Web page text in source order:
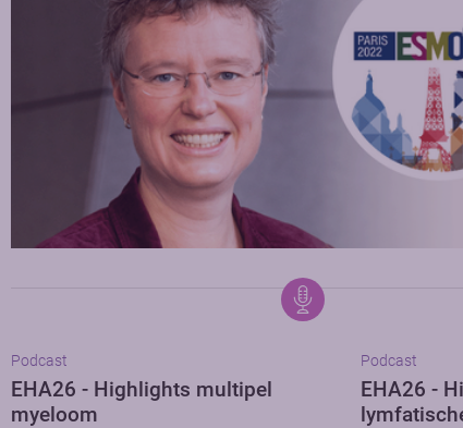
Podcast
EHA26 - Highlights multipel
myeloom
Podcast
EHA26 -